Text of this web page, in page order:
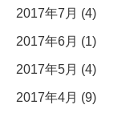
2017年7月 (4)
2017年6月 (1)
2017年5月 (4)
2017年4月 (9)